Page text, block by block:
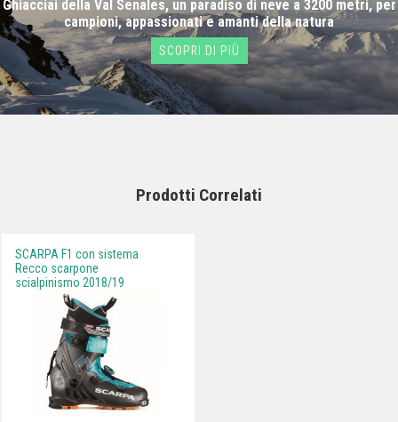
Ghiacciai della Val Senales, un paradiso di neve a 3200 metri, per
campioni, appassionati e amanti della natura
SCOPRI DI PIÙ
Prodotti Correlati
SCARPA F1 con sistema
Recco scarpone
scialpinismo 2018/19